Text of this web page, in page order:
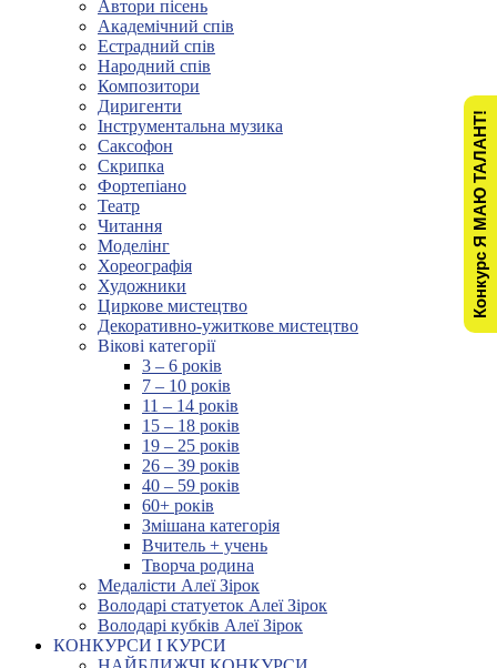
Автори пісень
Академічний спів
Естрадний спів
Народний спів
Композитори
Диригенти
Інструментальна музика
Саксофон
Скрипка
Фортепіано
Театр
Читання
Моделінг
Хореографія
Художники
Циркове мистецтво
Декоративно-ужиткове мистецтво
Вікові категорії
3 – 6 років
7 – 10 років
11 – 14 років
15 – 18 років
19 – 25 років
26 – 39 років
40 – 59 років
60+ років
Змішана категорія
Вчитель + учень
Творча родина
Медалісти Алеї Зірок
Володарі статуеток Алеї Зірок
Володарі кубків Алеї Зірок
КОНКУРСИ І КУРСИ
Конкурс Я МАЮ ТАЛАНТ!